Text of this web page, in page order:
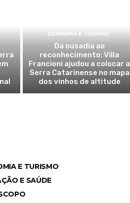
ECONOMIA E TURISMO
Da ousadia ao
reconhecimento: Villa
Francioni ajudou a colocar a
Serra Catarinense no mapa
dos vinhos de altitude
E TURISMO
E SAÚDE